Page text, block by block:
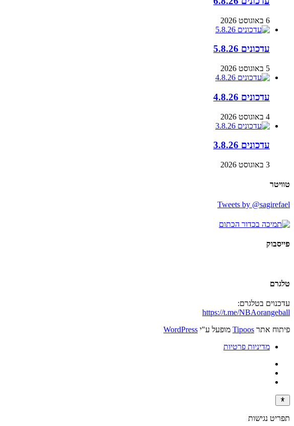
6 באוגוסט 2026
עדכונים 5.8.26
5 באוגוסט 2026
עדכונים 4.8.26
4 באוגוסט 2026
עדכונים 3.8.26
3 באוגוסט 2026
טוויטר
Tweets by @sagirefael
פייסבוק
טלגרם
עדכנוים בטלגרם:
https://t.me/NBAorangeball
פיתוח אתר Tipoos מופעל ע"י WordPress
מדיניות פרטיות
תפריט נגישות